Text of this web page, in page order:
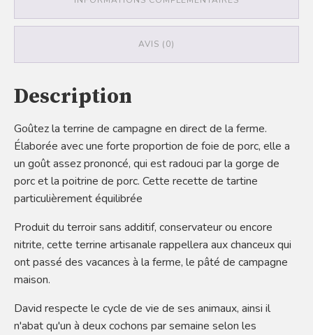
AVIS (0)
Description
Goûtez la terrine de campagne en direct de la ferme.
Élaborée avec une forte proportion de foie de porc, elle a
un goût assez prononcé, qui est radouci par la gorge de
porc et la poitrine de porc. Cette recette de tartine
particulièrement équilibrée
Produit du terroir sans additif, conservateur ou encore
nitrite, cette terrine artisanale rappellera aux chanceux qui
ont passé des vacances à la ferme, le pâté de campagne
maison.
David respecte le cycle de vie de ses animaux, ainsi il
n'abat qu'un à deux cochons par semaine selon les